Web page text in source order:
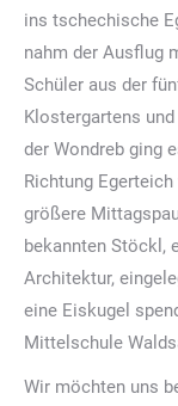
ins tschechische
nahm der Ausflug
Schüler aus der
Klostergartens
der Wondreb ging
Richtung
größere
bekannten Stöckl,
Architektur,
eine Eiskugel
Mittelschule
Wir möchten uns